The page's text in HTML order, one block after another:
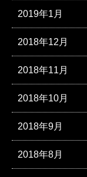
2019年1月
2018年12月
2018年11月
2018年10月
2018年9月
2018年8月